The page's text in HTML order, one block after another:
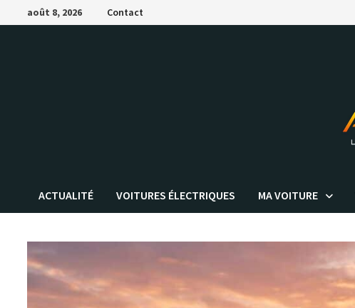
Passer
au
août 8, 2026 Contact
ACTUALITÉ VOITURES ÉLECTRIQUES MA VOITURE